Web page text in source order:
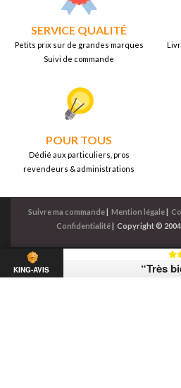
SERVICE QUALITÉ
Petits prix sur de grandes marques
Suivi de commande
POUR TOUS
Dédié aux particuliers, pros
revendeurs & administrations
Suivre ma commande Mention légale
Confidentialité| Copyright © 2004
KING-AVIS “Très